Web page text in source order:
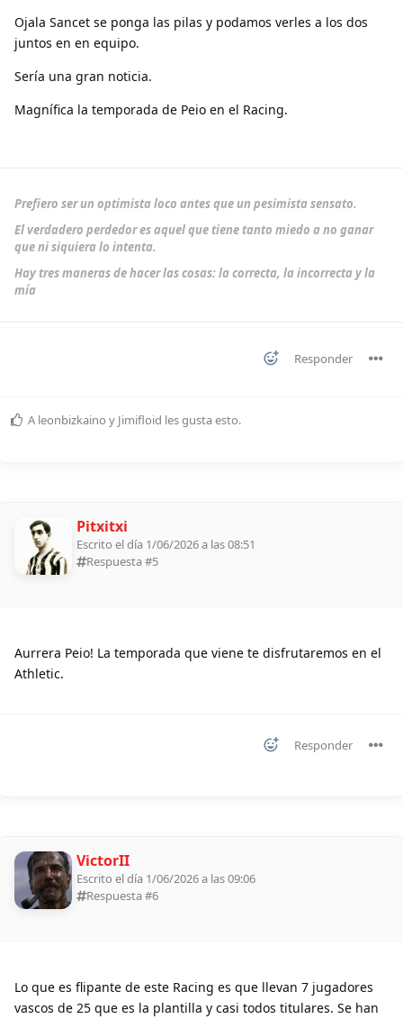
Ojala Sancet se ponga las pilas y podamos verles a los dos
juntos en en equipo.
Sería una gran noticia.
Magnífica la temporada de Peio en el Racing.
Prefiero ser un optimista loco antes que un pesimista sensato.
El verdadero perdedor es aquel que tiene tanto miedo a no ganar
que ni siquiera lo intenta.
Hay tres maneras de hacer las cosas: la correcta, la incorrecta y la
mía
Responder
A leonbizkaino y Jimifloid les gusta esto.
Pitxitxi
Escrito el día 1/06/2026 a las 08:51
Respuesta #5
Aurrera Peio! La temporada que viene te disfrutaremos en el
Athletic.
Responder
VictorII
Escrito el día 1/06/2026 a las 09:06
Respuesta #6
Lo que es flipante de este Racing es que llevan 7 jugadores
vascos de 25 que es la plantilla y casi todos titulares. Se han